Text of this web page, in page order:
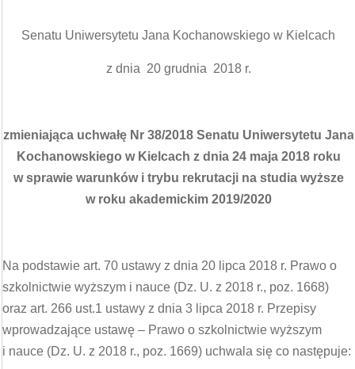
Senatu Uniwersytetu Jana Kochanowskiego w Kielcach
z dnia 20 grudnia 2018 r.
zmieniająca uchwałę Nr 38/2018 Senatu Uniwersytetu Jana
Kochanowskiego w Kielcach z dnia 24 maja 2018 roku
w sprawie warunków i trybu rekrutacji na studia wyższe
w roku akademickim 2019/2020
Na podstawie art. 70 ustawy z dnia 20 lipca 2018 r. Prawo o
szkolnictwie wyższym i nauce (Dz. U. z 2018 r., poz. 1668)
oraz art. 266 ust.1 ustawy z dnia 3 lipca 2018 r. Przepisy
wprowadzające ustawę – Prawo o szkolnictwie wyższym
i nauce (Dz. U. z 2018 r., poz. 1669) uchwala się co następuje: